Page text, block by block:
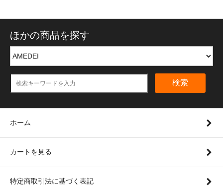
ほかの商品を探す
検索
ホーム
カートを見る
特定商取引法に基づく表記